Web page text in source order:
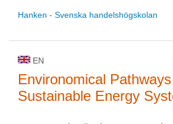
Hanken - Svenska handelshögskolan
EN
Environomical
Sustainable Energy